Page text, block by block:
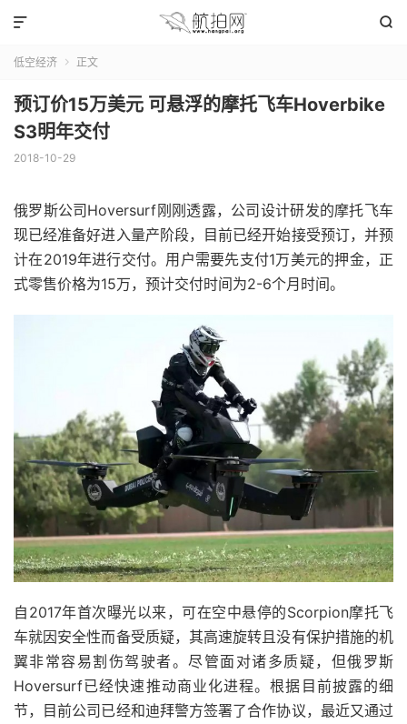


低空经济  正文
预订价15万美元 可悬浮的摩托飞车Hoverbike
S3明年交付
2018-10-29
俄罗斯公司Hoversurf刚刚透露，公司设计研发的摩托飞车
现已经准备好进入量产阶段，目前已经开始接受预订，并预
计在2019年进行交付。用户需要先支付1万美元的押金，正
式零售价格为15万，预计交付时间为2-6个月时间。
自2017年首次曝光以来，可在空中悬停的Scorpion摩托飞
车就因安全性而备受质疑，其高速旋转且没有保护措施的机
翼非常容易割伤驾驶者。尽管面对诸多质疑，但俄罗斯
Hoversurf已经快速推动商业化进程。根据目前披露的细
节，目前公司已经和迪拜警方签署了合作协议，最近又通过